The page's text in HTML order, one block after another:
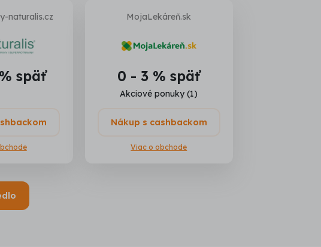
naturalis.cz
späť
MojaLekáreň.sk
0 - 3 % späť
Akciové ponuky (1)
Nákup s cashbackom
Viac o obchode